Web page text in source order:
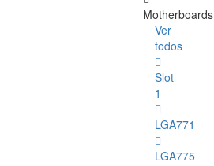
Motherboards
Ver
todos
Slot
1
LGA771
LGA775